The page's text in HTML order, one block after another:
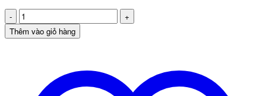
Popper
Super
Rush
Thêm vào giỏ hàng